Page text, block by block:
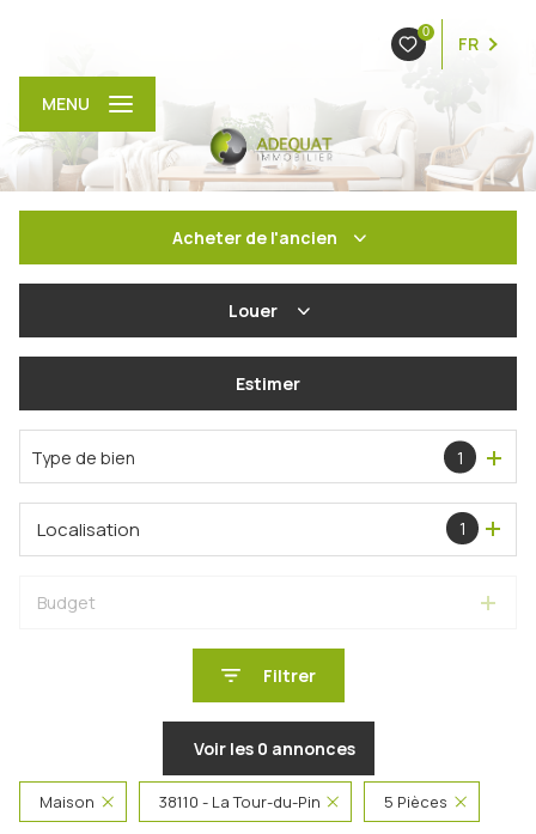
0
FR
MENU
Acheter de l'ancien
De l'immo pro
Louer
En saisonnier
Estimer
Type de bien 1
1
Localisation
Budget
Filtrer
Voir les 0 annonces
Maison 38110 - La Tour-du-Pin 5 Pièces